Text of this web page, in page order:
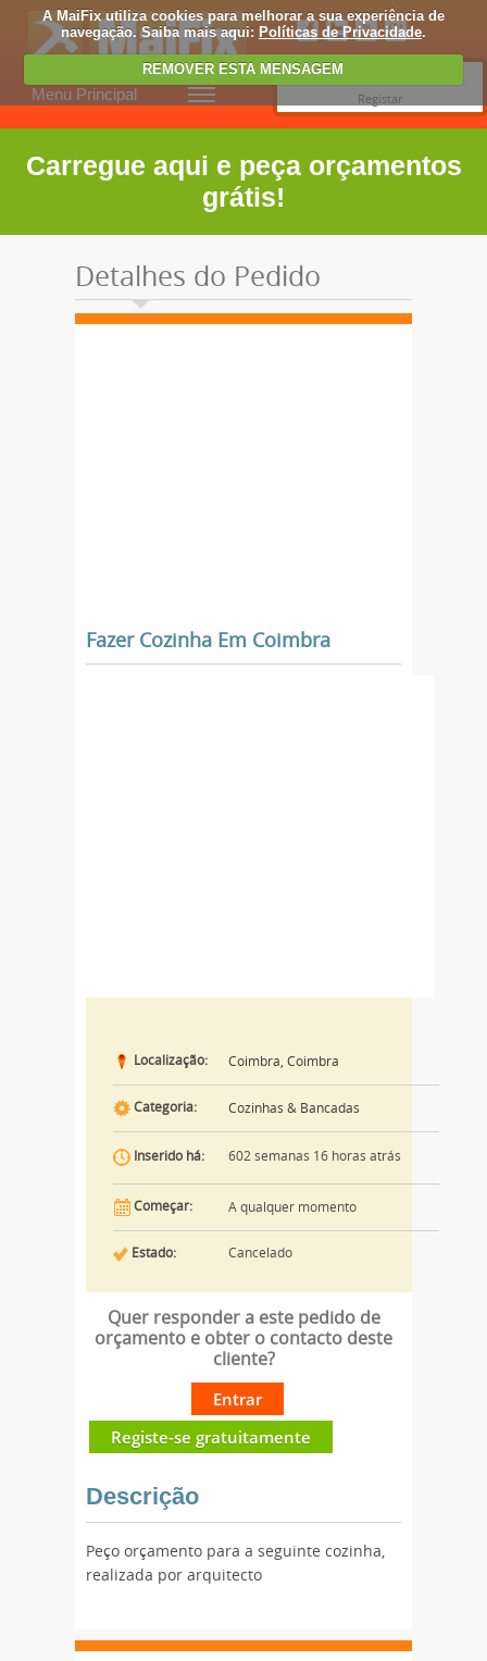
A MaiFix utiliza cookies para melhorar a sua experiência de
navegação. Saiba mais aqui: Políticas de Privacidade.
REMOVER ESTA MENSAGEM
Menu Principal
Registar
Carregue aqui e peça orçamentos
grátis!
Detalhes do Pedido
Fazer Cozinha Em Coimbra
Localização: Coimbra, Coimbra
Categoria: Cozinhas & Bancadas
Inserido há: 602 semanas 16 horas atrás
Começar: A qualquer momento
Estado: Cancelado
Quer responder a este pedido de
orçamento e obter o contacto deste
cliente?
Entrar
Registe-se gratuitamente
Descrição
Peço orçamento para a seguinte cozinha,
realizada por arquitecto